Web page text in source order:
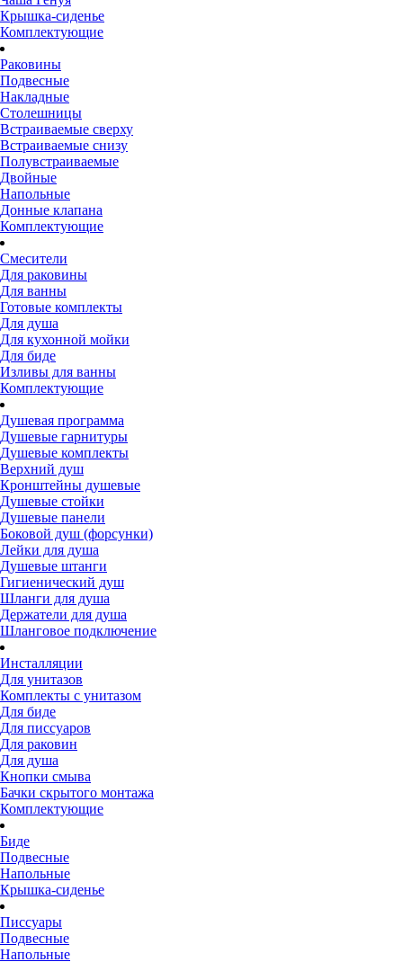
Крышка-сиденье
Комплектующие
Раковины
Подвесные
Накладные
Столешницы
Встраиваемые сверху
Встраиваемые снизу
Полувстраиваемые
Двойные
Напольные
Донные клапана
Комплектующие
Смесители
Для раковины
Для ванны
Готовые комплекты
Для душа
Для кухонной мойки
Для биде
Изливы для ванны
Комплектующие
Душевая программа
Душевые гарнитуры
Душевые комплекты
Верхний душ
Кронштейны душевые
Душевые стойки
Душевые панели
Боковой душ (форсунки)
Лейки для душа
Душевые штанги
Гигиенический душ
Шланги для душа
Держатели для душа
Шланговое подключение
Инсталляции
Для унитазов
Комплекты с унитазом
Для биде
Для писсуаров
Для раковин
Для душа
Кнопки смыва
Бачки скрытого монтажа
Комплектующие
Биде
Подвесные
Напольные
Крышка-сиденье
Писсуары
Подвесные
Напольные